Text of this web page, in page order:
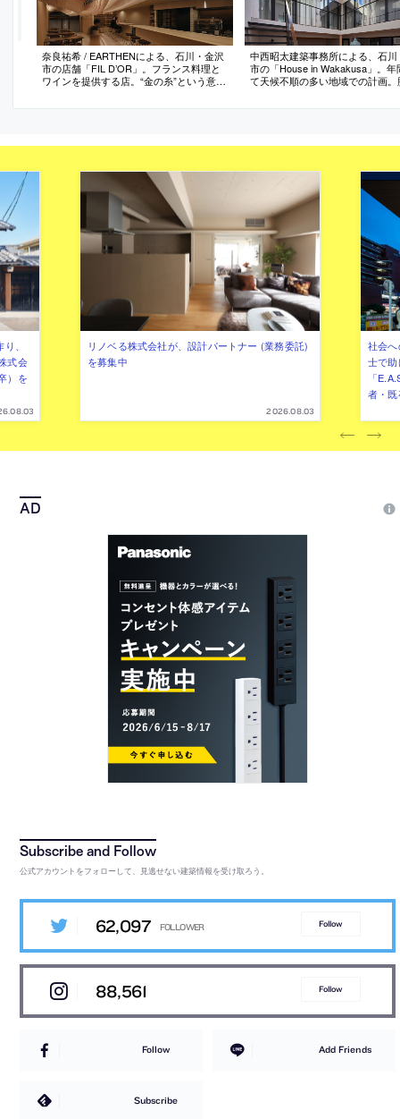
奈良祐希 / EARTHENによる、石川・金沢
市の店舗「FIL D’OR」。フランス料理と
ワインを提供する店。“金の糸”という意味
切にする哲学”や“金沢の風土”を想起させ
中西昭太建築事務所による、石川
市の「House in Wakakusa」。年
て天候不順の多い地域での計画。
し、“三層吹抜けの最上部”に“採
、
式会
）を
リノベる株式会社が、設計パートナー (業務委託)
を募集中
2026.08.03
社会
士で
「
者・
公式アカウントをフォローして、見逃せない建築情報を受け取ろう。
62,097 Follow
88,561 Follow
Follow Add Friends
Subscribe